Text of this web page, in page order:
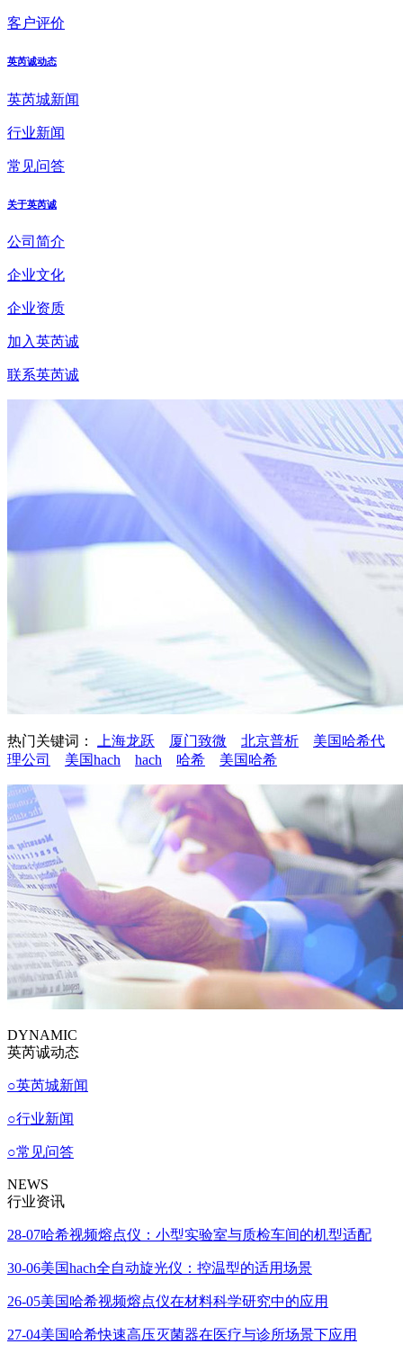
客户评价
英芮诚动态
英芮城新闻
行业新闻
常见问答
关于英芮诚
公司简介
企业文化
企业资质
加入英芮诚
联系英芮诚
热门关键词： 上海龙跃 厦门致微 北京普析
美国哈希代
理公司
美国hach hach 哈希 美国哈希
DYNAMIC
英芮诚动态
○英芮城新闻
○行业新闻
○常见问答
NEWS
行业资讯
28-07哈希视频熔点仪：小型实验室与质检车间的机型适配
30-06美国hach全自动旋光仪：控温型的适用场景
26-05美国哈希视频熔点仪在材料科学研究中的应用
27-04美国哈希快速高压灭菌器在医疗与诊所场景下应用